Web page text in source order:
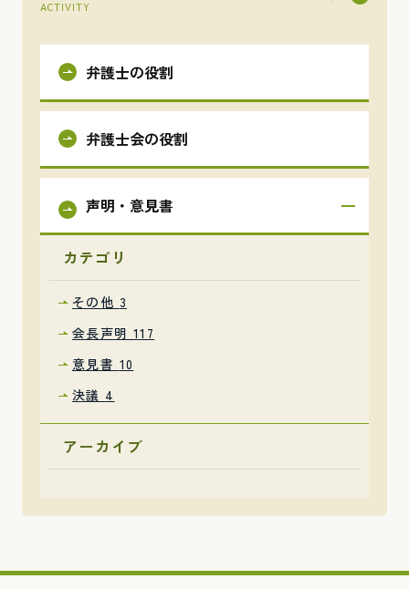
ACTIVITY
弁護士の役割
弁護士会の役割
声明・意見書
カテゴリ
その他 3
会長声明 117
意見書 10
決議 4
アーカイブ